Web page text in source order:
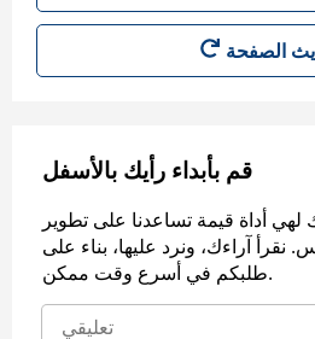
قم بأبداء رأيك بالأسفل
لهي أداة قيمة تساعدنا على تطوير
آراءك، ونرد عليها، بناء على
طلبكم في أسرع وقت ممكن.